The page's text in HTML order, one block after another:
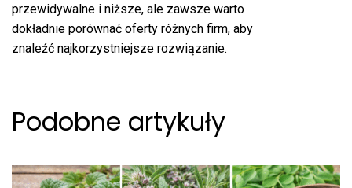
przewidywalne i niższe, ale zawsze warto
dokładnie porównać oferty różnych firm, aby
znaleźć najkorzystniejsze rozwiązanie.
Podobne artykuły